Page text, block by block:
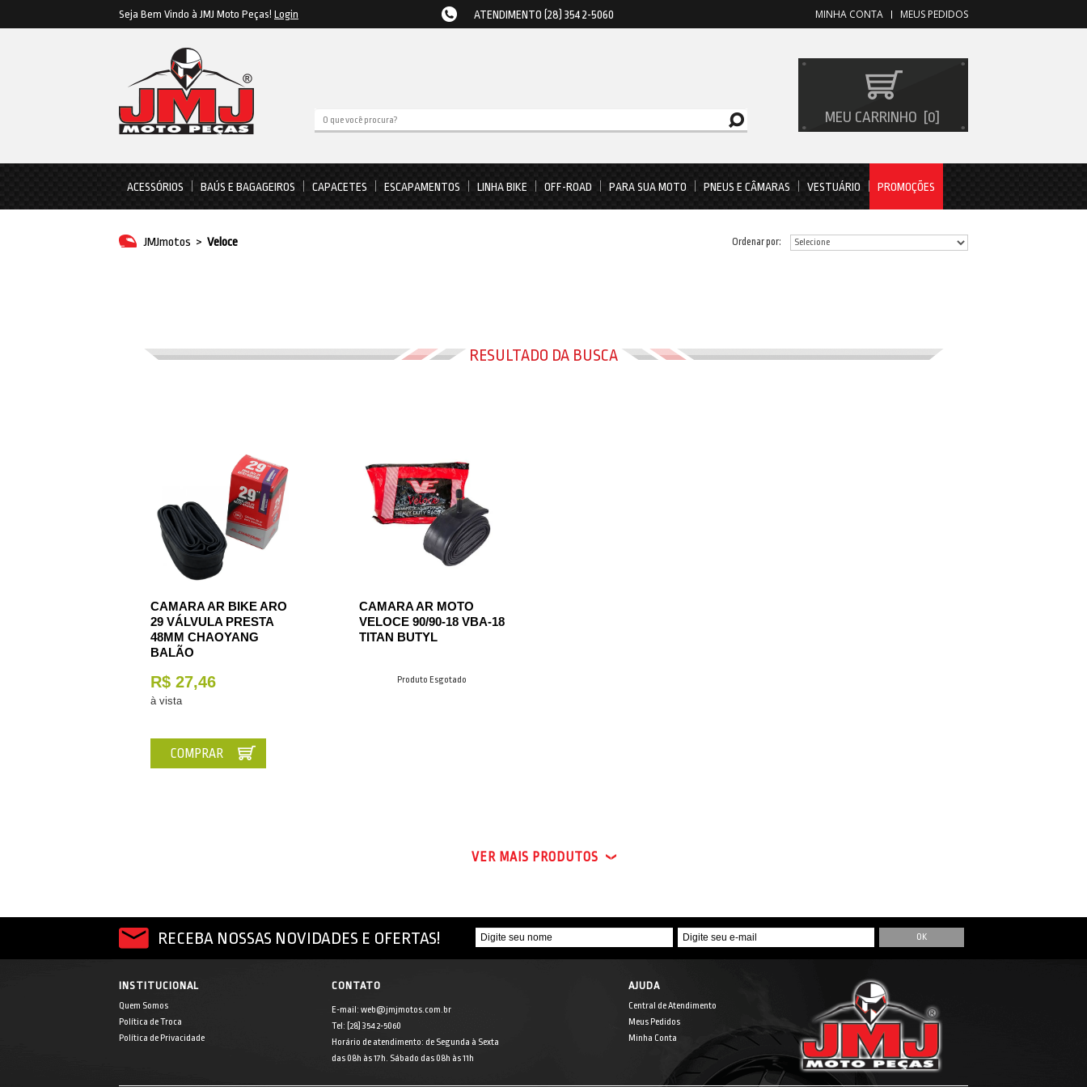
Seja Bem Vindo à JMJ Moto Peças! Login ATENDIMENTO (28) 3542-5060 MEUS PEDIDOS
MINHA CONTA
MEU CARRINHO 0
ACESSÓRIOS BAÚS E BAGAGEIROS CAPACETES ESCAPAMENTOS LINHA BIKE OFF-ROAD PARA SUA MOTO PNEUS E CÂMARAS VESTUÁRIO PROMOÇÕES
JMJmotos > Veloce
RESULTADO DA BUSCA
Ordenar por:
CAMARA AR BIKE ARO
29 VÁLVULA PRESTA
48MM CHAOYANG
BALÃO
R$ 27,46
à vista
COMPRAR
CAMARA AR MOTO
VELOCE 90/90-18 VBA-18
TITAN BUTYL
Produto Esgotado
VER MAIS PRODUTOS
RECEBA NOSSAS NOVIDADES E OFERTAS!
INSTITUCIONAL
Quem Somos
Política de Troca
Política de Privacidade
CONTATO
E-mail: web@jmjmotos.com.br
Tel: [28] 3542-5060
Horário de atendimento: de Segunda à Sexta
das 08h às 17h. Sábado das 08h às 11h
AJUDA
Central de Atendimento
Meus Pedidos
Minha Conta